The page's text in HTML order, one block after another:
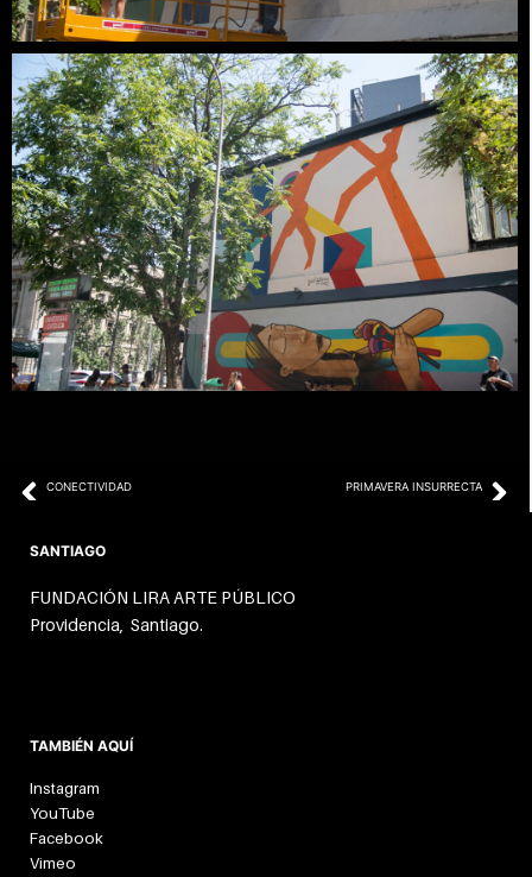
Prev
CONECTIVIDAD PRIMAVERA INSURRECTA
SANTIAGO
FUNDACIÓN LIRA ARTE PÚBLICO
Providencia, Santiago.
TAMBIÉN AQUÍ
Instagram
YouTube
Facebook
Vimeo